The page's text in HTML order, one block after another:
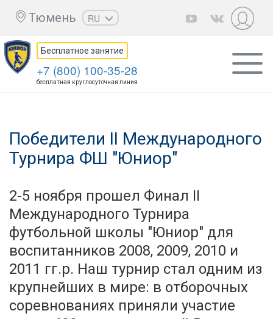
Тюмень
RU
EN
UZ
KZ
Бесплатное занятие
+7 (800) 100-35-28
бесплатная круглосуточная линия
Победители II Международного
Турнира ФШ "Юниор"
2-5 ноября прошел Финал II
Международного Турнира
футбольной школы "Юниор" для
воспитанников 2008, 2009, 2010 и
2011 гг.р. Наш турнир стал одним из
крупнейших в мире: в отборочных
соревнованиях приняли участие